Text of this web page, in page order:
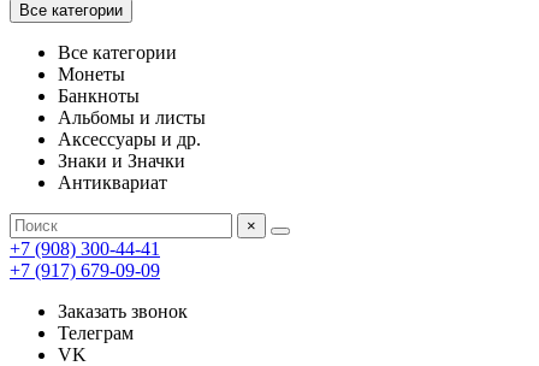
Все категории
Все категории
Монеты
Банкноты
Альбомы и листы
Аксессуары и др.
Знаки и Значки
Антиквариат
×
+7 (908) 300-44-41
+7 (917) 679-09-09
Заказать звонок
Телеграм
VK